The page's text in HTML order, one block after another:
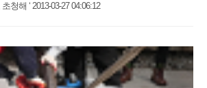
청해 ‘ 2013-03-27 04:06:12